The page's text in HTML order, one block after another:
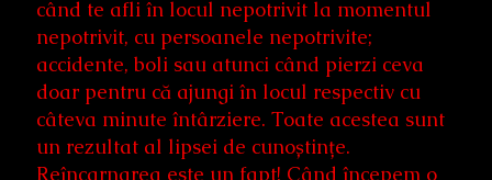
când te afli în locul nepotrivit la momentul
nepotrivit, cu persoanele nepotrivite;
accidente, boli sau atunci când pierzi ceva
doar pentru că ajungi în locul respectiv cu
câteva minute întârziere. Toate acestea sunt
un rezultat al lipsei de cunoștințe.
Reîncarnarea este un fapt! Când începem o